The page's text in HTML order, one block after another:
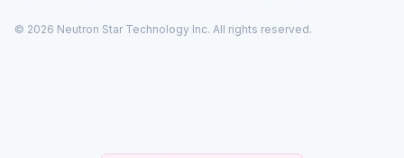
© 2026 Neutron Star Technology Inc. All rights reserved.